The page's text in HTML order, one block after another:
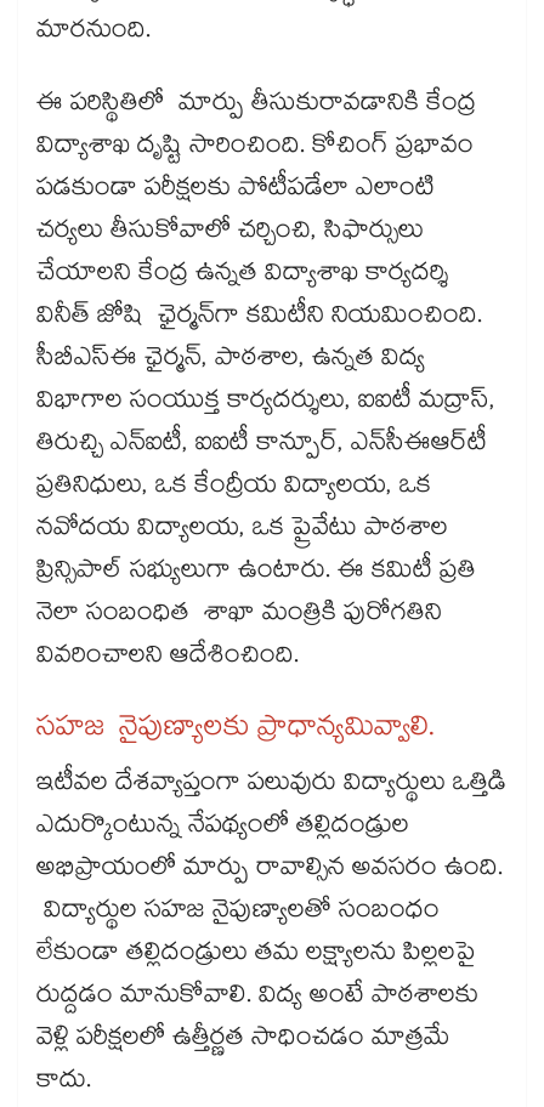
మారనుంది.
ఈ పరిస్థితిలో మార్పు తీసుకురావడానికి కేంద్ర
విద్యాశాఖ దృష్టి సారించింది. కోచింగ్‌ ప్రభావం
పడకుండా పరీక్షలకు పోటీపడేలా ఎలాంటి
చర్యలు తీసుకోవాలో చర్చించి, సిఫార్సులు
చేయాలని కేంద్ర ఉన్నత విద్యాశాఖ కార్యదర్శి
వినీత్‌ జోషి ఛైర్మన్‌గా కమిటీని నియమించింది.
సీబీఎస్‌ఈ ఛైర్మన్, పాఠశాల, ఉన్నత విద్య
విభాగాల సంయుక్త కార్యదర్శులు, ఐఐటీ మద్రాస్,
తిరుచ్చి ఎన్‌ఐటీ, ఐఐటీ కాన్పూర్, ఎన్‌సీఈఆర్‌టీ
ప్రతినిధులు, ఒక కేంద్రీయ విద్యాలయ, ఒక
నవోదయ విద్యాలయ, ఒక ప్రైవేటు పాఠశాల
ప్రిన్సిపాల్‌ సభ్యులుగా ఉంటారు. ఈ కమిటీ ప్రతి
నెలా సంబంధిత శాఖా మంత్రికి పురోగతిని
వివరించాలని ఆదేశించింది.
సహజ నైపుణ్యాలకు ప్రాధాన్యమివ్వాలి.
ఇటీవల దేశవ్యాప్తంగా పలువురు విద్యార్థులు ఒత్తిడి
ఎదుర్కొంటున్న నేపథ్యంలో తల్లిదండ్రుల
అభిప్రాయంలో మార్పు రావాల్సిన అవసరం ఉంది.
విద్యార్థుల సహజ నైపుణ్యాలతో సంబంధం
లేకుండా తల్లిదండ్రులు తమ లక్ష్యాలను పిల్లలపై
రుద్దడం మానుకోవాలి. విద్య అంటే పాఠశాలకు
వెళ్లి పరీక్షలలో ఉత్తీర్ణత సాధించడం మాత్రమే
కాదు.